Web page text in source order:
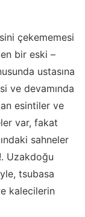
çekememesi
bir eski –
ustasına
ve devamında
esintiler ve
var, fakat
sahneler
Uzakdoğu
tsubasa
kalecilerin